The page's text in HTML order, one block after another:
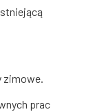
zimowe.
prac